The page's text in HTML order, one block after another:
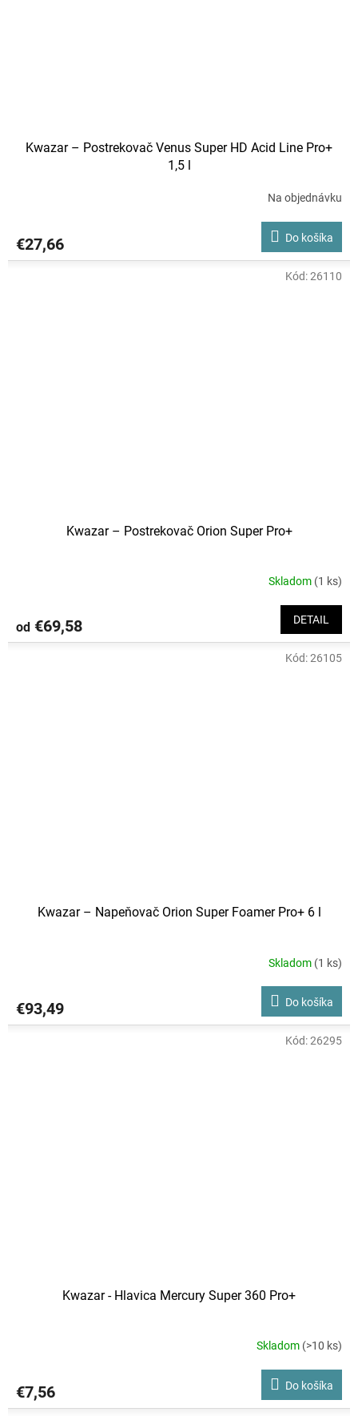
Kwazar – Postrekovač Venus Super HD Acid Line Pro+
1,5 l
Na objednávku
€27,66 Do košíka
Kwazar – Postrekovač Orion Super Pro+
Skladom (1 ks)
od €69,58 DETAIL
Kód:26110
Kwazar – Napeňovač Orion Super Foamer Pro+ 6 l
Skladom (1 ks)
€93,49 Do košíka
Kód:26105
Kwazar - Hlavica Mercury Super 360 Pro+
Skladom (>10 ks)
€7,56 Do košíka
Kód:26295